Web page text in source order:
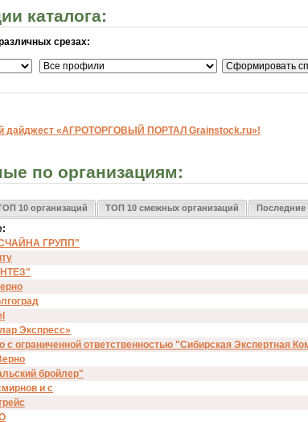
каталога:
срезах:
дайджест «АГРОТОРГОВЫЙ ПОРТАЛ Grainstock.ru»!
по организациям:
10 организаций ТОП 10 смежных организаций
ГРУПП"
Экспресс»
с ограниченной ответственностью "Сибирская Экспертная
бройлер"
и с